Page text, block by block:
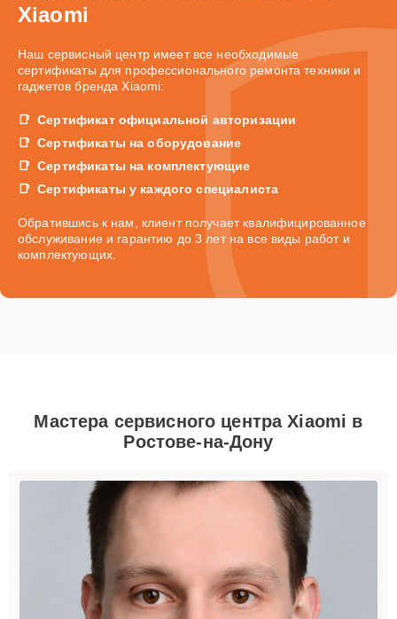
Xiaomi
Наш сервисный центр имеет все необходимые
сертификаты для профессионального ремонта техники и
гаджетов бренда Xiaomi:
Сертификат официальной авторизации
Сертификаты на оборудование
Сертификаты на комплектующие
Сертификаты у каждого специалиста
Обратившись к нам, клиент получает квалифицированное
обслуживание и гарантию до 3 лет на все виды работ и
комплектующих.
Мастера сервисного центра Xiaomi в
Ростове-на-Дону